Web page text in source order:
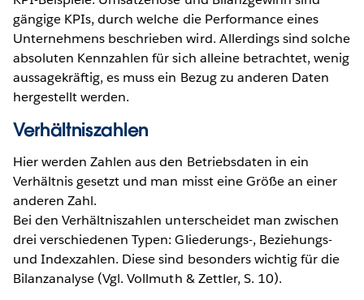
gängige KPIs, durch welche die Performance eines
Unternehmens beschrieben wird. Allerdings sind solche
absoluten Kennzahlen für sich alleine betrachtet, wenig
aussagekräftig, es muss ein Bezug zu anderen Daten
hergestellt werden.
Verhältniszahlen
Hier werden Zahlen aus den Betriebsdaten in ein
Verhältnis gesetzt und man misst eine Größe an einer
anderen Zahl.
Bei den Verhältniszahlen unterscheidet man zwischen
drei verschiedenen Typen: Gliederungs-, Beziehungs-
und Indexzahlen. Diese sind besonders wichtig für die
Bilanzanalyse (Vgl. Vollmuth & Zettler, S. 10).